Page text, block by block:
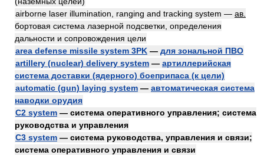
airborne laser illumination, ranging and tracking system — ав.
бортовая система лазерной подсветки, определения
дальности и сопровождения цели
area defense missile system 3PK — для зональной ПВО
artillery (nuclear) delivery system — артиллерийская
система доставки (ядерного) боеприпаса (к цели)
automatic (gun) laying system — автоматическая система
наводки орудия
C2 system — система оперативного управления; система
руководства и управления
C3 system — система руководства, управления и связи;
система оперативного управления и связи